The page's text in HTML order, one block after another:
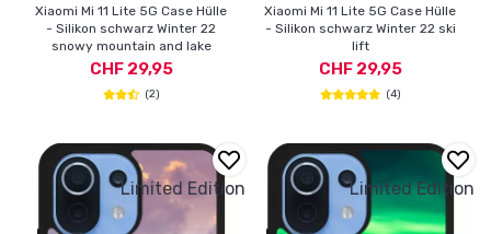
Xiaomi Mi 11 Lite 5G Case Hülle
- Silikon schwarz Winter 22
snowy mountain and lake
CHF 29,95
(2)
Xiaomi Mi 11 Lite 5G Case Hülle
- Silikon schwarz Winter 22 ski
lift
CHF 29,95
(4)
Limited Edition Limited Edition